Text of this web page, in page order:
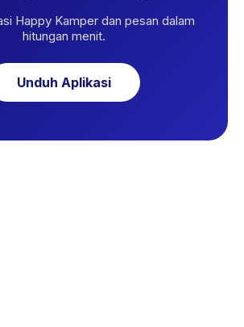
Happy Kamper dan pesan dalam
hitungan menit.
Unduh Aplikasi